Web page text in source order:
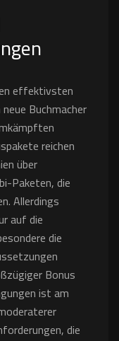
effektivsten
Buchmacher
reichen
über
Paketen, die
Allerdings
auf die
die
Bonus
ist am
die